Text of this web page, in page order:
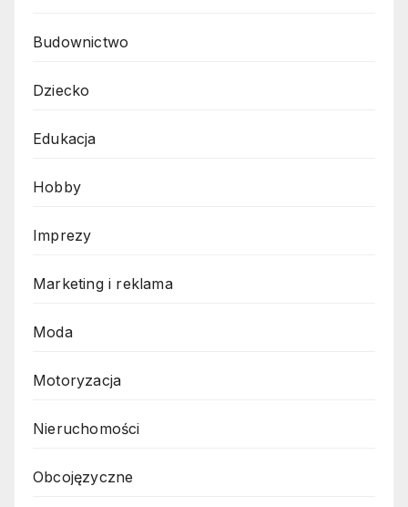
Budownictwo
Dziecko
Edukacja
Hobby
Imprezy
Marketing i reklama
Moda
Motoryzacja
Nieruchomości
Obcojęzyczne